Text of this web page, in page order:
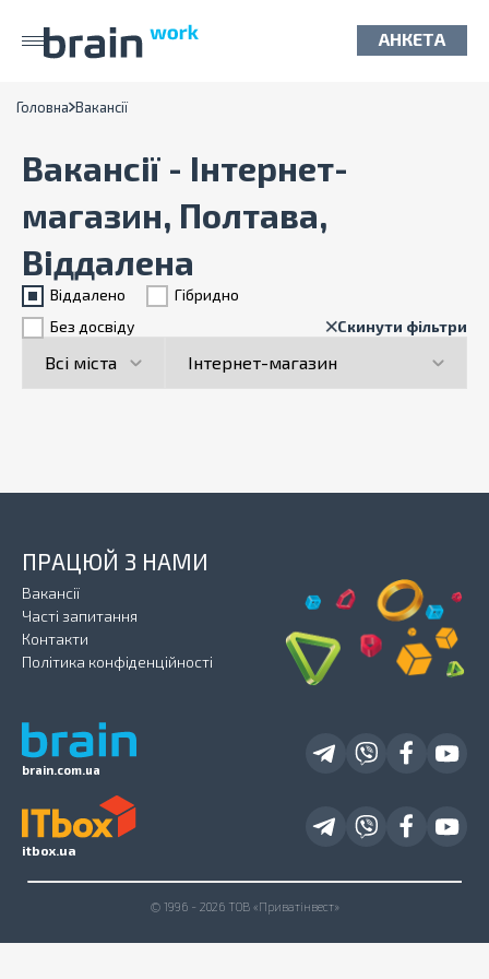
АНКЕТА
Головна Вакансії
Вакансії - Інтернет-
магазин, Полтава,
Віддалена
Віддалено
Гiбридно
Без досвіду
Скинути фільтри
brain.com.ua
ПРАЦЮЙ З НАМИ
Вакансії
Часті запитання
Контакти
Політика конфіденційності
itbox.ua
© 1996 - 2026 ТОВ «Приватінвест»